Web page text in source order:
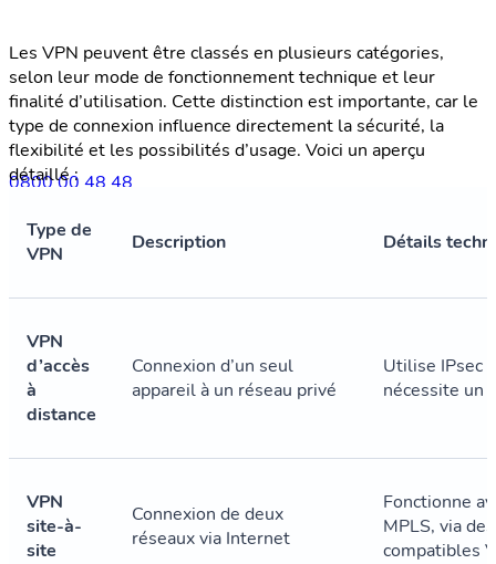
0800 00 48 48
La langue actuelle est le français. Sélectionne une autre
langue dans ce menu si tu veux la changer.
Les VPN peuvent être classés en plusieurs catégories,
selon leur mode de fonctionnement technique et leur
finalité d’utilisation. Cette distinction est importante, car le
type de connexion influence directement la sécurité, la
flexibilité et les possibilités d’usage. Voici un aperçu
détaillé :
Type de
VPN
Description Détails
VPN
d’accès
à
distance
Connexion d’un seul
appareil à un réseau privé
Utilise IPsec
nécessite un
VPN
site-à-
site
Connexion de deux
réseaux via Internet
Fonctionne
MPLS, via
compatibles